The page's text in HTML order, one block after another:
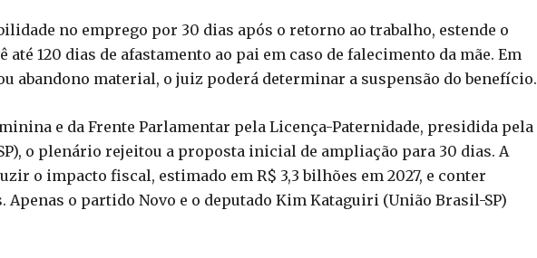
no emprego por 30 dias após o retorno ao trabalho, estende o
120 dias de afastamento ao pai em caso de falecimento da mãe. Em
abandono material, o juiz poderá determinar a suspensão do benefício.
e da Frente Parlamentar pela Licença-Paternidade, presidida pela
o plenário rejeitou a proposta inicial de ampliação para 30 dias. A
o impacto fiscal, estimado em R$ 3,3 bilhões em 2027, e conter
o partido Novo e o deputado Kim Kataguiri (União Brasil-SP)